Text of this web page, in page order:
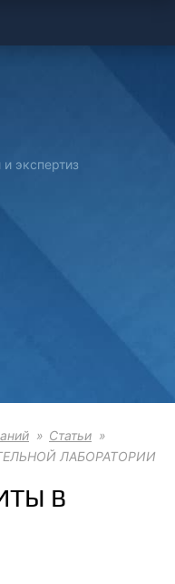
и экспертиз
Статьи
ЛАБОРАТОРИИ
В